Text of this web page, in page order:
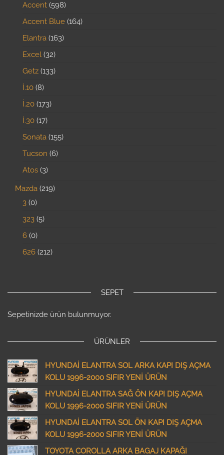
Accent 598
Accent Blue 164
Elantra 163
Excel 32
Getz 133
İ.10 8
İ.20 173
İ.30 17
Sonata 155
Tucson 6
Atos 3
Mazda 219
3 0
323 5
6 0
626 212
SEPET
Sepetinizde ürün bulunmuyor.
ÜRÜNLER
HYUNDAİ ELANTRA SOL ARKA KAPI DIŞ AÇMA
KOLU 1996-2000 SIFIR YENİ ÜRÜN
HYUNDAİ ELANTRA SAĞ ÖN KAPI DIŞ AÇMA
KOLU 1996-2000 SIFIR YENİ ÜRÜN
HYUNDAİ ELANTRA SOL ÖN KAPI DIŞ AÇMA
KOLU 1996-2000 SIFIR YENİ ÜRÜN
TOYOTA COROLLA ARKA BAGAJ KAPAĞI